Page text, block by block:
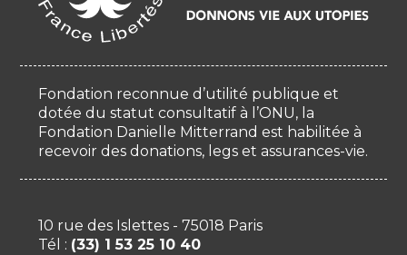
Fondation reconnue d’utilité publique et
dotée du statut consultatif à l’ONU, la
Fondation Danielle Mitterrand est habilitée à
recevoir des donations, legs et assurances-vie.
10 rue des Islettes - 75018 Paris
Tél : (33) 1 53 25 10 40